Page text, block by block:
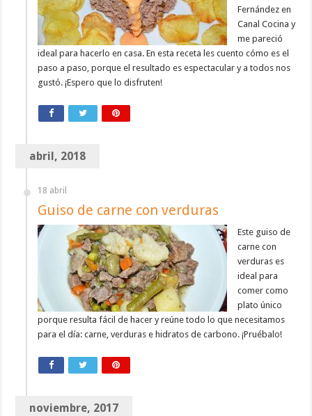
Fernández en
Canal Cocina y
me pareció
ideal para hacerlo en casa. En esta receta les cuento cómo es el
paso a paso, porque el resultado es espectacular y a todos nos
gustó. ¡Espero que lo disfruten!
abril, 2018
18 abril
Guiso de carne con verduras
Este guiso de
carne con
verduras es
ideal para
comer como
plato único
porque resulta fácil de hacer y reúne todo lo que necesitamos
para el día: carne, verduras e hidratos de carbono. ¡Pruébalo!
noviembre, 2017